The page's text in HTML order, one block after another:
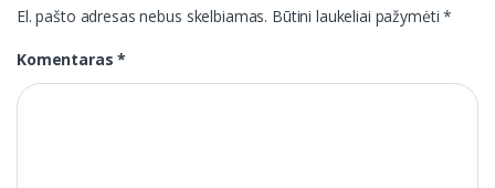
El. pašto adresas nebus skelbiamas. Būtini laukeliai pažymėti*
Komentaras*